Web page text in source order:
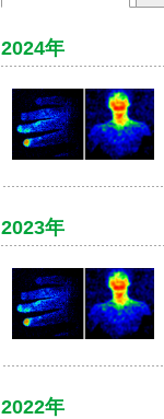
2024年
2023年
2022年